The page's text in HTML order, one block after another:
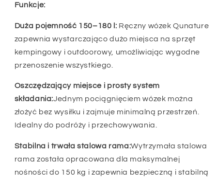
Funkcje:
Duża pojemność 150–180 l: Ręczny wózek Qunature
zapewnia wystarczająco dużo miejsca na sprzęt
kempingowy i outdoorowy, umożliwiając wygodne
przenoszenie wszystkiego.
Oszczędzający miejsce i prosty system
składania:Jednym pociągnięciem wózek można
złożyć bez wysiłku i zajmuje minimalną przestrzeń.
Idealny do podróży i przechowywania.
Stabilna i trwała stalowa rama:Wytrzymała stalowa
rama została opracowana dla maksymalnej
nośności do 150 kg i zapewnia bezpieczną i stabilną